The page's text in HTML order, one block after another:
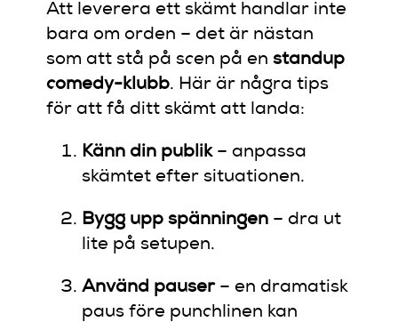
Att leverera ett skämt handlar inte
bara om orden – det är nästan
som att stå på scen på enstandup
comedy-klubb. Här är några tips
för att få ditt skämt att landa:
Känn din publik– anpassa
skämtet efter situationen.
Bygg upp spänningen – dra ut
lite på setupen.
Använd pauser– en dramatisk
paus före punchlinen kan